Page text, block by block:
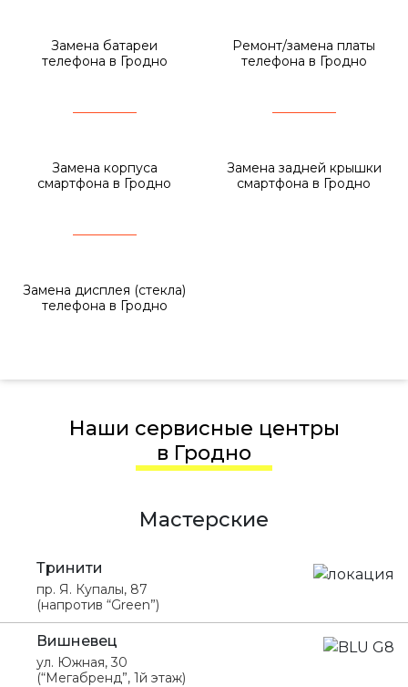
Замена батареи
телефона в Гродно
Ремонт/замена платы
телефона в Гродно
Замена корпуса
смартфона в Гродно
Замена задней крышки
смартфона в Гродно
Замена дисплея (стекла)
телефона в Гродно
Наши сервисные центры
в Гродно
Мастерские
Тринити
пр. Я. Купалы, 87
(напротив “Green”)
Вишневец
ул. Южная, 30
(“Мегабренд”, 1й этаж)